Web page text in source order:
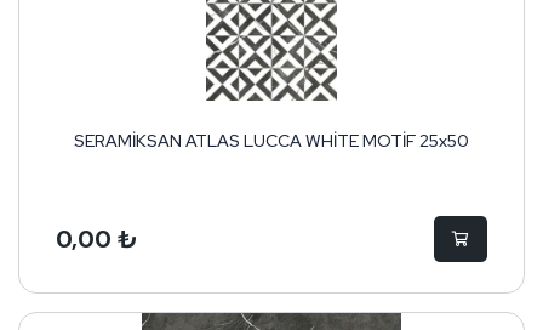
SERAMİKSAN ATLAS LUCCA WHİTE MOTİF 25x50
0,00 ₺